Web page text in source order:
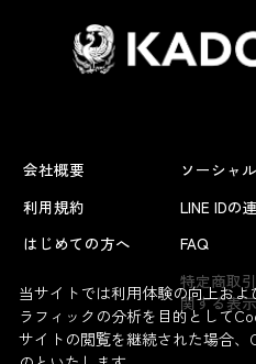
会社概要
利用規約
はじめての方へ
ソーシャ
LINE IDの
FAQ
特定商取
関する表示
当サイトでは利用体験の向上お
ラフィックの分析を目的として
サイトの閲覧を継続された場合